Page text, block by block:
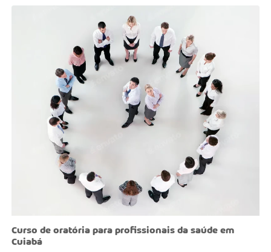
Curso de oratória para profissionais da saúde em
Cuiabá